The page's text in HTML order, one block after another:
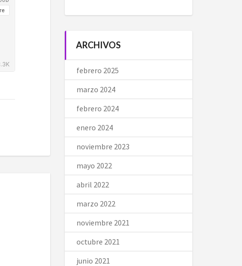
ARCHIVOS
febrero 2025
marzo 2024
febrero 2024
enero 2024
noviembre 2023
mayo 2022
abril 2022
marzo 2022
noviembre 2021
octubre 2021
junio 2021